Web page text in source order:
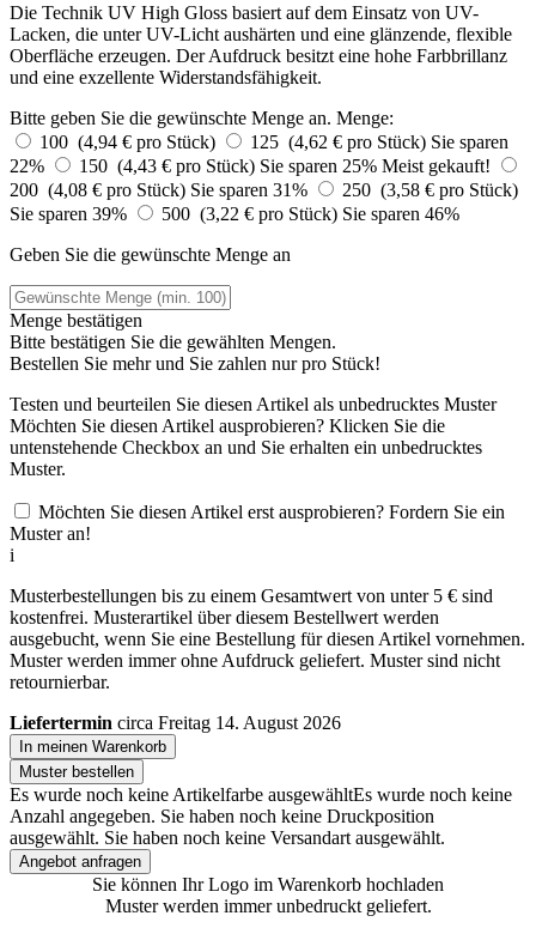
Die Technik UV High Gloss basiert auf dem Einsatz von UV-
Lacken, die unter UV-Licht aushärten und eine glänzende, flexible
Oberfläche erzeugen. Der Aufdruck besitzt eine hohe Farbbrillanz
und eine exzellente Widerstandsfähigkeit.
Bitte geben Sie die gewünschte Menge an. Menge:
100 (4,94 € pro Stück)
125 (4,62 € pro Stück) Sie sparen
22%
150 (4,43 € pro Stück) Sie sparen 25% Meist gekauft!
200 (4,08 € pro Stück) Sie sparen 31%
250 (3,58 € pro Stück)
Sie sparen 39%
500 (3,22 € pro Stück) Sie sparen 46%
Geben Sie die gewünschte Menge an
Menge bestätigen
Bitte bestätigen Sie die gewählten Mengen.
Bestellen Sie mehr und Sie zahlen nurpro Stück!
Testen und beurteilen Sie diesen Artikel als unbedrucktes Muster
Möchten Sie diesen Artikel ausprobieren? Klicken Sie die
untenstehende Checkbox an und Sie erhalten ein unbedrucktes
Muster.
Möchten Sie diesen Artikel erst ausprobieren? Fordern Sie ein
Muster an!
i
Musterbestellungen bis zu einem Gesamtwert von unter 5 € sind
kostenfrei. Musterartikel über diesem Bestellwert werden
ausgebucht, wenn Sie eine Bestellung für diesen Artikel vornehmen.
Muster werden immer ohne Aufdruck geliefert. Muster sind nicht
retournierbar.
Liefertermin circa Freitag 14. August 2026
In meinen Warenkorb
Muster bestellen
Es wurde noch keine Artikelfarbe ausgewähltEs wurde noch keine
Anzahl angegeben. Sie haben noch keine Druckposition
ausgewählt. Sie haben noch keine Versandart ausgewählt.
Angebot anfragen
Sie können Ihr Logo im Warenkorb hochladen
Muster werden immer unbedruckt geliefert.